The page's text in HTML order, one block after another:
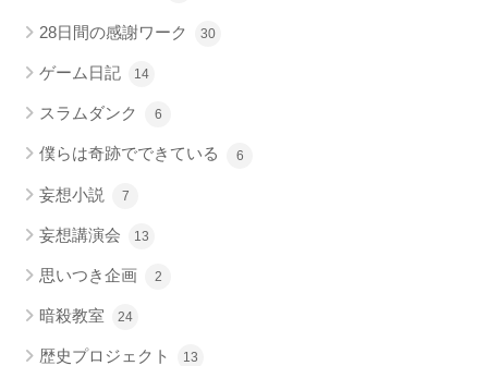
28日間の感謝ワーク 30
ゲーム日記 14
スラムダンク 6
僕らは奇跡でできている 6
妄想小説 7
妄想講演会 13
思いつき企画 2
暗殺教室 24
歴史プロジェクト 13